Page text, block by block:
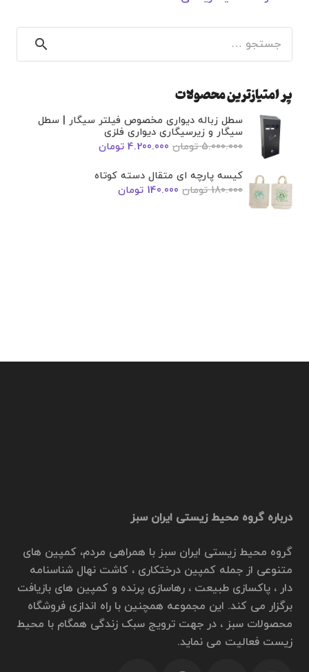
برای:
پر امتیازترین محصولات
سطل زباله دیواری مخصوص فیلتر سیگار | سطل
سیگار و زیرسیگاری دیواری فلزی
5.000.000 تومان 4.200.000 تومان
کیسه پارچه ای متقال دسته کوتاه
180.000 تومان 140.000 تومان
درباره گروه محیط زیستی ایران سبز
گروه محیط زیستی ایران سبز با همراهی مردم، کمپین های
متنوعی از جمله کمپین درختکاری ، کاشت نهال شناسنامه
دار ، پاکسازی طبیعت ، رهاسازی پرنده و کمپین های بازیافت
برگزار می کند. این مجموعه همچنین با راه اندازی فروشگاه
محصولات سبز ، در جهت ترویج سبک زندگی همگام با محیط
زیست فعالیت می نماید.